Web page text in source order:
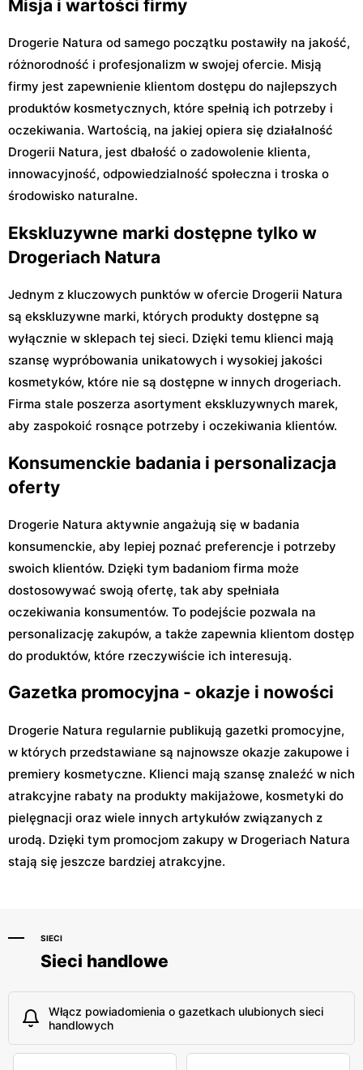
Misja i wartości firmy
Drogerie Natura od samego początku postawiły na jakość,
różnorodność i profesjonalizm w swojej ofercie. Misją
firmy jest zapewnienie klientom dostępu do najlepszych
produktów kosmetycznych, które spełnią ich potrzeby i
oczekiwania. Wartością, na jakiej opiera się działalność
Drogerii Natura, jest dbałość o zadowolenie klienta,
innowacyjność, odpowiedzialność społeczna i troska o
środowisko naturalne.
Ekskluzywne marki dostępne tylko w
Drogeriach Natura
Jednym z kluczowych punktów w ofercie Drogerii Natura
są ekskluzywne marki, których produkty dostępne są
wyłącznie w sklepach tej sieci. Dzięki temu klienci mają
szansę wypróbowania unikatowych i wysokiej jakości
kosmetyków, które nie są dostępne w innych drogeriach.
Firma stale poszerza asortyment ekskluzywnych marek,
aby zaspokoić rosnące potrzeby i oczekiwania klientów.
Konsumenckie badania i personalizacja
oferty
Drogerie Natura aktywnie angażują się w badania
konsumenckie, aby lepiej poznać preferencje i potrzeby
swoich klientów. Dzięki tym badaniom firma może
dostosowywać swoją ofertę, tak aby spełniała
oczekiwania konsumentów. To podejście pozwala na
personalizację zakupów, a także zapewnia klientom dostęp
do produktów, które rzeczywiście ich interesują.
Gazetka promocyjna - okazje i nowości
Drogerie Natura regularnie publikują gazetki promocyjne,
w których przedstawiane są najnowsze okazje zakupowe i
premiery kosmetyczne. Klienci mają szansę znaleźć w nich
atrakcyjne rabaty na produkty makijażowe, kosmetyki do
pielęgnacji oraz wiele innych artykułów związanych z
urodą. Dzięki tym promocjom zakupy w Drogeriach Natura
stają się jeszcze bardziej atrakcyjne.
SIECI
Sieci handlowe
Włącz powiadomienia o gazetkach ulubionych sieci
handlowych